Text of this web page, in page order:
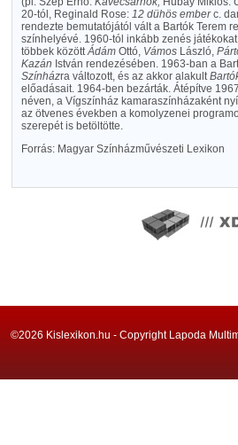
20-tól, Reginald Rose: 12 dühös emberc.
rendezte bemutatójától vált a Bartók Terem
színhelyévé. 1960-tól inkább zenés
többek közöttÁdámOttó, VámosLászló,
Kazán István rendezésében. 1963-ban a
Színházra változott, és az akkor alakult
előadásait. 1964-ben bezárták. Átépítve
néven, a Vígszínház kamaraszínházaként
az ötvenes években a komolyzenei
szerepét is betöltötte.
Forrás: Magyar Színházművészeti Lexikon
©2026 Kislexikon.hu - Copyright Lapoda